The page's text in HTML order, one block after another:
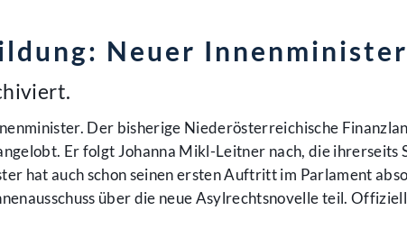
Neuer
Der bisherige Niederösterreichische
Er folgt Johanna Mikl-Leitner nach, die
hat auch schon seinen ersten Auftritt im Parlament
über die neue Asylrechtsnovelle teil.